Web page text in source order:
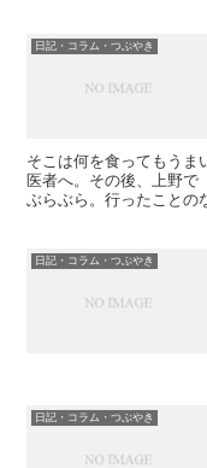
日記・コラム・つぶやき
そこは何を食ってもう
医者へ。その後、上野で
ぶらぶら。行ったことの
日記・コラム・つぶやき
日記・コラム・つぶやき